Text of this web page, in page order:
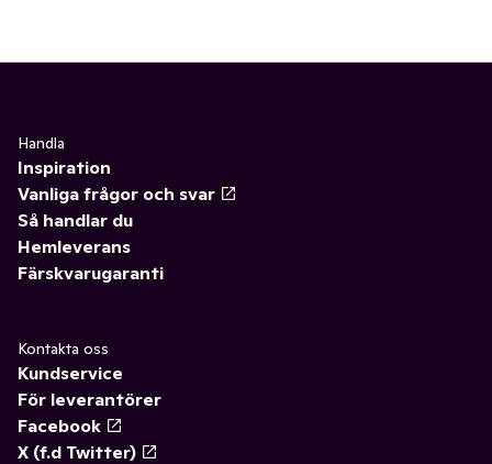
Handla
Inspiration
Vanliga frågor och svar
Så handlar du
Hemleverans
Färskvarugaranti
Kontakta oss
Kundservice
För leverantörer
Facebook
X (f.d Twitter)